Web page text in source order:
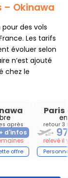
– Okinawa
des vols
Les tarifs
évoluer selon
n’est ajouté
chez le
après
Paris
retour 3
relevé il